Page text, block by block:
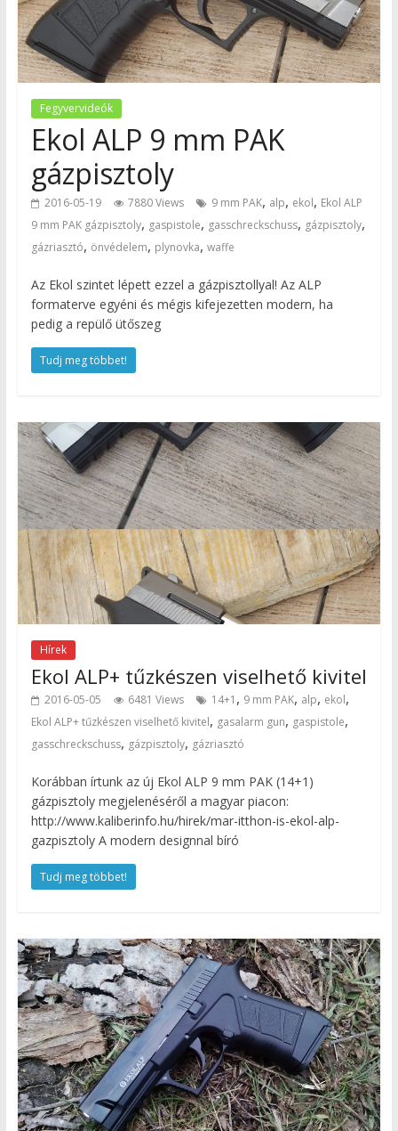
Fegyvervideók
Ekol ALP 9 mm PAK
gázpisztoly
2016-05-19 7880 Views 9 mm PAK, alp, ekol, Ekol ALP
9 mm PAK gázpisztoly, gaspistole, gasschreckschuss, gázpisztoly,
gázriasztó, önvédelem, plynovka, waffe
Az Ekol szintet lépett ezzel a gázpisztollyal! Az ALP
formaterve egyéni és mégis kifejezetten modern, ha
pedig a repülő ütőszeg
Tudj meg többet!
Hírek
Ekol ALP+ tűzkészen viselhető kivitel
2016-05-05 6481 Views 14+1 , 9 mm PAK, alp, ekol,
Ekol ALP+ tűzkészen viselhető kivitel, gasalarm gun, gaspistole,
gasschreckschuss, gázpisztoly, gázriasztó
Korábban írtunk az új Ekol ALP 9 mm PAK (14+1)
gázpisztoly megjelenéséről a magyar piacon:
http://www.kaliberinfo.hu/hirek/mar-itthon-is-ekol-alp-
gazpisztoly A modern designnal bíró
Tudj meg többet!